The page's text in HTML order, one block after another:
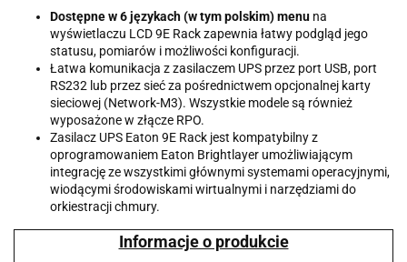
Dostępne w 6 językach (w tym polskim) menu na
wyświetlaczu LCD 9E Rack zapewnia łatwy podgląd jego
statusu, pomiarów i możliwości konfiguracji.
Łatwa komunikacja z zasilaczem UPS przez port USB, port
RS232 lub przez sieć za pośrednictwem opcjonalnej karty
sieciowej (Network-M3). Wszystkie modele są również
wyposażone w złącze RPO.
Zasilacz UPS Eaton 9E Rack jest kompatybilny z
oprogramowaniem Eaton Brightlayer umożliwiającym
integrację ze wszystkimi głównymi systemami operacyjnymi,
wiodącymi środowiskami wirtualnymi i narzędziami do
orkiestracji chmury.
Informacje o produkcie